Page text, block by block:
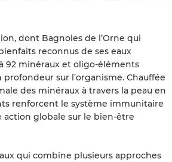
dont Bagnoles de l’Orne qui
reconnus de ses eaux
92 minéraux et oligo-éléments
sur l’organisme. Chauffée
des minéraux à travers la peau en
renforcent le système immunitaire
globale sur le bien-être
qui combine plusieurs approches